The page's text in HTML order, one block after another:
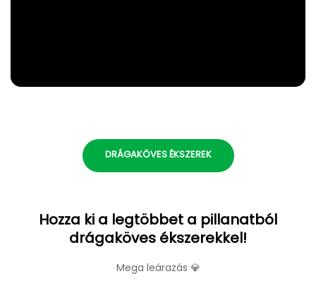
DRÁGAKÖVES ÉKSZEREK
Hozza ki a legtöbbet a pillanatból
drágaköves ékszerekkel!
Mega leárazás 💎